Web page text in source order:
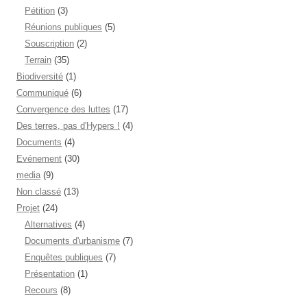
Pétition (3)
Réunions publiques (5)
Souscription (2)
Terrain (35)
Biodiversité (1)
Communiqué (6)
Convergence des luttes (17)
Des terres, pas d'Hypers ! (4)
Documents (4)
Evénement (30)
media (9)
Non classé (13)
Projet (24)
Alternatives (4)
Documents d'urbanisme (7)
Enquêtes publiques (7)
Présentation (1)
Recours (8)